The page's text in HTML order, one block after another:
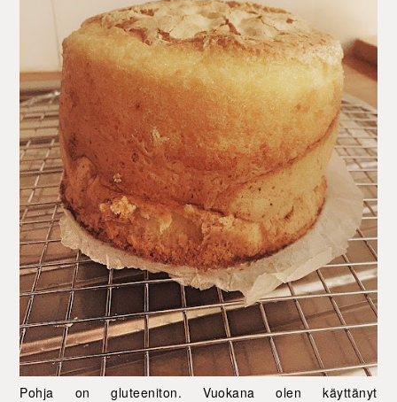
Pohja on gluteeniton. Vuokana olen käyttänyt